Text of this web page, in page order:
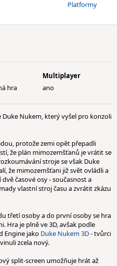
Platformy
hra
Multiplayer
ano
Duke Nukem, který vyšel pro konzoli
protože zemi opět přepadli
že plán mimozemšťanů je vrátit se
stroje se však Duke
že mimozemšťani již svět ovládli a
časové osy - současnost a
vlastní stroj času a zvrátit zkázu
třetí osoby a do první osoby se hra
Hra je plně ve 3D, avšak podle
Engine jako Duke Nukem 3D- tvůrci
zcela nový.
split-screen umožňuje hrát až